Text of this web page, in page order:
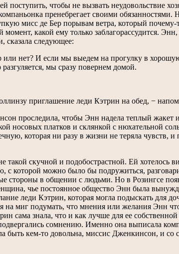
поступить, чтобы не вызвать неудовольствие
пренебрегает своими обязанностями.
мисс де Бер порывам ветра, который почему-
какой ему только заблагорассудится.
сказала следующее:
или нет? И если мы выедем на прогулку в
мы сразу повернем домой.
приглашение леди Кэтрин на обед, −
проследила, чтобы Энн надела теплый жакет и
носовых платков и склянкой с нюхательной
которая ни разу в жизни не теряла чувств, и
такой скучной и подобострастной. Ей хотелось
которой можно было бы подружиться,
стороны в общении с людьми. Но в Розингсе
чье постоянное общество Энн была
леди Кэтрин, которая могла подыскать для
миг подумать, что мнения или желания Энн
сама знала, что и как лучше для ее
сомнению. Именно она выписала
быть кем-то довольна, миссис Дженкинсон, и